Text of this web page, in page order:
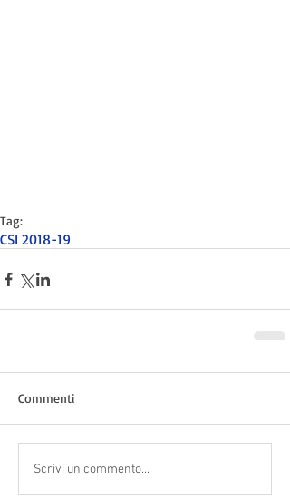
Tag:
CSI 2018-19
Commenti
Scrivi un commento...